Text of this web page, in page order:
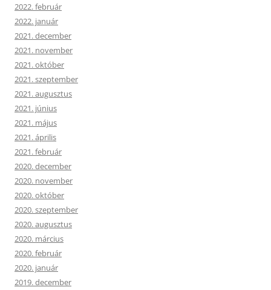
2022. február
2022. január
2021. december
2021. november
2021. október
2021. szeptember
2021. augusztus
2021. június
2021. május
2021. április
2021. február
2020. december
2020. november
2020. október
2020. szeptember
2020. augusztus
2020. március
2020. február
2020. január
2019. december